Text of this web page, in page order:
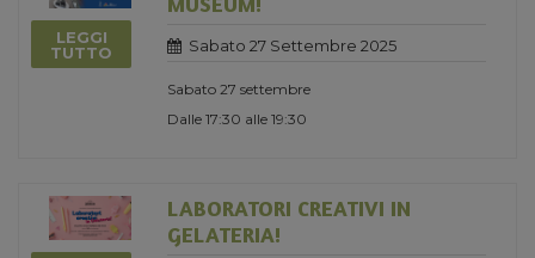
LEGGI
TUTTO
Sabato 27 Settembre 2025
Sabato 27 settembre
Dalle 17:30 alle 19:30
LABORATORI CREATIVI IN
GELATERIA!